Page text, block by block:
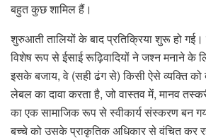
बहुत कुछ शामिल हैं।
शुरुआती तालियों के बाद प्रतिक्रिया शुरू हो गई।
विशेष रूप से ईसाई रूढ़िवादियों ने जश्न मनाने के
इसके बजाय, वे (सही ढंग से) किसी ऐसे व्यक्ति को
लेबल का दावा करता है, जो वास्तव में, मानव
का एक सामाजिक रूप से स्वीकार्य संस्करण बन
बच्चे को उसके प्राकृतिक अधिकार से वंचित कर